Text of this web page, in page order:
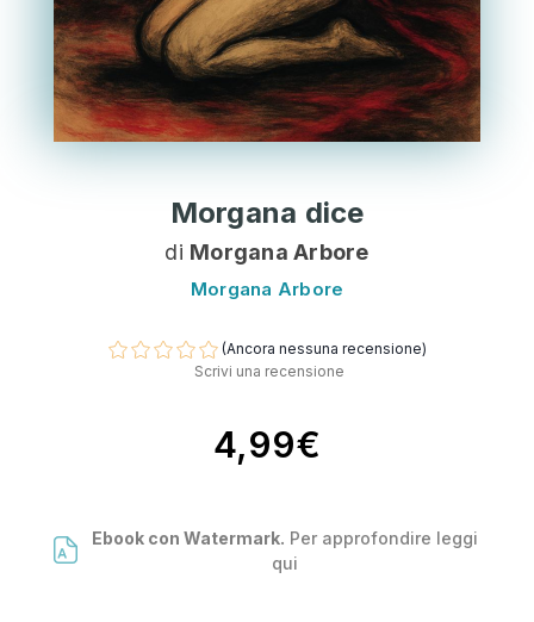
Morgana dice
di Morgana Arbore
Morgana Arbore
(Ancora nessuna recensione)
Scrivi una recensione
4,99€
Ebook con Watermark. Per approfondire leggi
qui